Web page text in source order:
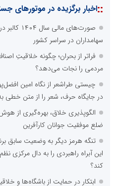
::اخبار برگزیده در موتورهای
صورت‌های
سهامداران در سراسر کشور
فراتر از بحران؛ چگونه خلاقیتِ
مردمی را نجات می‌دهد؟
چیستی طراشعر از نگاه امین
در جایگاه حرف، شعر را از متن خطی
الگوپذیری خلاق، بهره‌گیری از
ضلع موفقیت جوانان کارآفرین
تنگه هرمز دیگر به وضعیت سابق
این آبراه راهبردی را به دال مرکزی
کند؟
ابتکار در حمایت از باشگاه‌ها و